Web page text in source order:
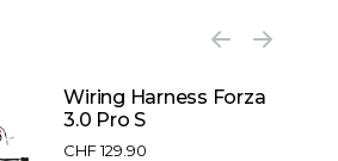
Wiring Harness Forza
3.0 Pro S
CHF129.90